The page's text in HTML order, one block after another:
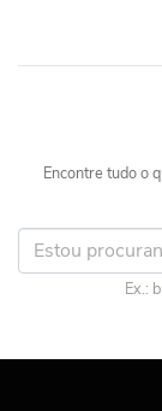
Encontre tudo o
Ex.: